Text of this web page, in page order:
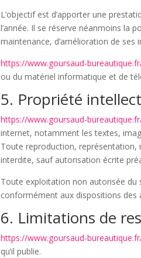
L’objectif est d’apporter une
l’année. Il se réserve néanmoins la
maintenance, d’amélioration de
https://www.goursaud-
ou du matériel informatique et de
5. Propriété
https://www.goursaud-
internet, notamment les textes,
Toute reproduction,
interdite, sauf autorisation écrite
Toute exploitation non autorisée du
conformément aux dispositions des
6. Limitations de
https://www.goursaud-
qu’il publie.